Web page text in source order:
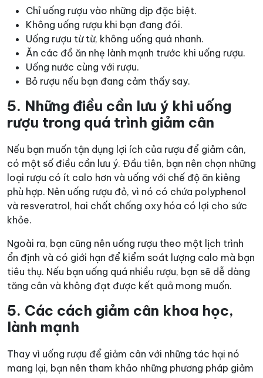
Chỉ uống rượu vào những dịp đặc biệt.
Không uống rượu khi bạn đang đói.
Uống rượu từ từ, không uống quá nhanh.
Ăn các đồ ăn nhẹ lành mạnh trước khi uống rượu.
Uống nước cùng với rượu.
Bỏ rượu nếu bạn đang cảm thấy say.
5. Những điều cần lưu ý khi uống
rượu trong quá trình giảm cân
Nếu bạn muốn tận dụng lợi ích của rượu để giảm cân,
có một số điều cần lưu ý. Đầu tiên, bạn nên chọn những
loại rượu có ít calo hơn và uống với chế độ ăn kiêng
phù hợp. Nên uống rượu đỏ, vì nó có chứa polyphenol
và resveratrol, hai chất chống oxy hóa có lợi cho sức
khỏe.
Ngoài ra, bạn cũng nên uống rượu theo một lịch trình
ổn định và có giới hạn để kiểm soát lượng calo mà bạn
tiêu thụ. Nếu bạn uống quá nhiều rượu, bạn sẽ dễ dàng
tăng cân và không đạt được kết quả mong muốn.
5. Các cách giảm cân khoa học,
lành mạnh
Thay vì uống rượu để giảm cân với những tác hại nó
mang lại, bạn nên tham khảo những phương pháp giảm